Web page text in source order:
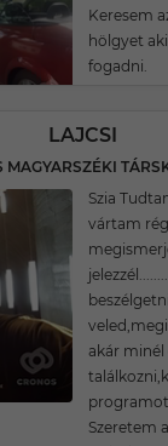
Keresem
hölgyet
fogadni.
LAJCSI
MAGYARSZÉKI
Szia
vártam
beszélgetni
akár
programot
Szeretem